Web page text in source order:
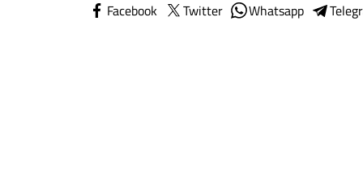
Facebook Twitter Whatsapp